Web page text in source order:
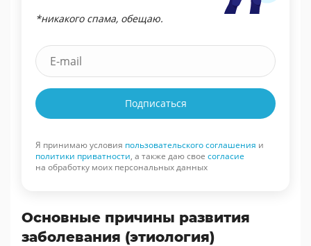
*никакого спама, обещаю.
Подписаться
Я принимаю условия пользовательского соглашения и
политики приватности, а также даю свое согласие
на обработку моих персональных данных
Основные причины развития
заболевания (этиология)